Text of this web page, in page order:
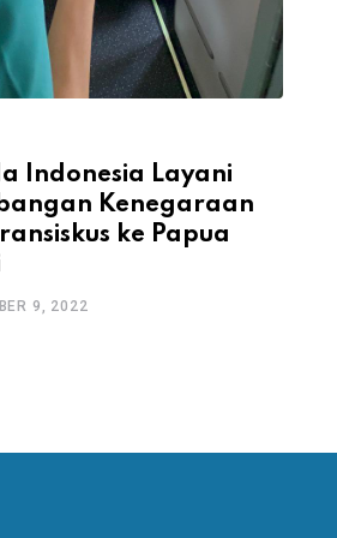
Indonesia Layani
Kenegaraan
ke Papua
9, 2022